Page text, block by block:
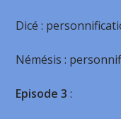
Dicé :
Némésis :
Episode 3: